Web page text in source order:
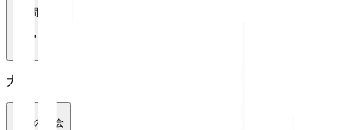
1週間
大会
全ての大会